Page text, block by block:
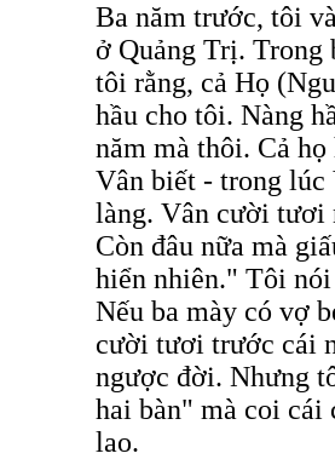
Ba năm trước, tôi
ở Quảng Trị. Trong
tôi rằng, cả Họ
hầu cho tôi. Nàng
năm mà thôi. Cả
Vân biết - trong lúc
làng. Vân cười tươi
Còn đâu nữa mà
hiển nhiên." Tôi
Nếu ba mày có vợ
cười tươi trước cái
ngược đời. Nhưng
hai bàn" mà coi cái
lao.